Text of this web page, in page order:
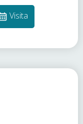
Visita